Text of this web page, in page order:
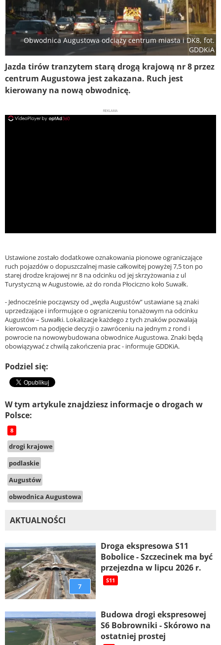
Obwodnica Augustowa odciąży centrum miasta i DK8, fot.
GDDKiA
Jazda tirów tranzytem starą drogą krajową nr 8 przez
centrum Augustowa jest zakazana. Ruch jest
kierowany na nową obwodnicę.
REKLAMA
Ustawione zostało dodatkowe oznakowania pionowe ograniczające
ruch pojazdów o dopuszczalnej masie całkowitej powyżej 7,5 ton po
starej drodze krajowej nr 8 na odcinku od jej skrzyżowania z ul
Turystyczną w Augustowie, aż do ronda Płociczno koło Suwałk.
- Jednocześnie począwszy od „węzła Augustów” ustawiane są znaki
uprzedzające i informujące o ograniczeniu tonażowym na odcinku
Augustów – Suwałki. Lokalizacje każdego z tych znaków pozwalają
kierowcom na podjęcie decyzji o zawróceniu na jednym z rond i
powrocie na nowowybudowana obwodnice Augustowa. Znaki będą
obowiązywać z chwilą zakończenia prac - informuje GDDKiA.
Podziel się:
W tym artykule znajdziesz informacje o drogach w
Polsce:
8
drogi krajowe
podlaskie
Augustów
obwodnica Augustowa
AKTUALNOŚCI
7
Droga ekspresowa S11
Bobolice - Szczecinek ma być
przejezdna w lipcu 2026 r.
S11
Budowa drogi ekspresowej
S6 Bobrowniki - Skórowo na
ostatniej prostej